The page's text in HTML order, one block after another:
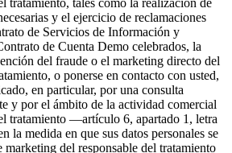
y el ejercicio de reclamaciones
de Servicios de Información y
de Cuenta Demo celebrados, la
del fraude o el marketing directo del
o ponerse en contacto con usted,
en particular, por una consulta
y por el ámbito de la actividad comercial
tratamiento —artículo 6, apartado 1, letra
la medida en que sus datos personales se
marketing del responsable del tratamiento